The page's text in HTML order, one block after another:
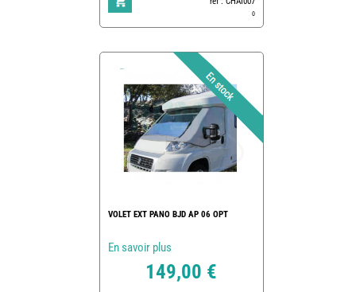
0
VOLET EXT PANO BJD AP 06 OPT
En savoir plus
149,00 €